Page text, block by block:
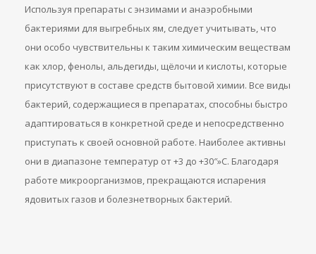
Используя препараты с энзимами и анаэробными
бактериями для выгребных ям, следует учитывать, что
они особо чувствительны к таким химическим веществам
как хлор, фенолы, альдегиды, щёлочи и кислоты, которые
присутствуют в составе средств бытовой химии. Все виды
бактерий, содержащиеся в препаратах, способны быстро
адаптироваться в конкретной среде и непосредственно
приступать к своей основной работе. Наиболее активны
они в диапазоне температур от +3 до +30″»С. Благодаря
работе микроорганизмов, прекращаются испарения
ядовитых газов и болезнетворных бактерий.